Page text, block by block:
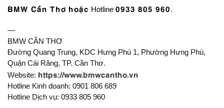
BMW Cần Thơ hoặc Hotline 0933 805 960.
—
BMW CẦN THƠ
Đường Quang Trung, KDC Hưng Phú 1, Phường Hưng Phú,
Quận Cái Răng, TP. Cần Thơ.
Website: https://www.bmwcantho.vn
Hotline Kinh doanh: 0901 806 689
Hotline Dịch vụ: 0933 805 960